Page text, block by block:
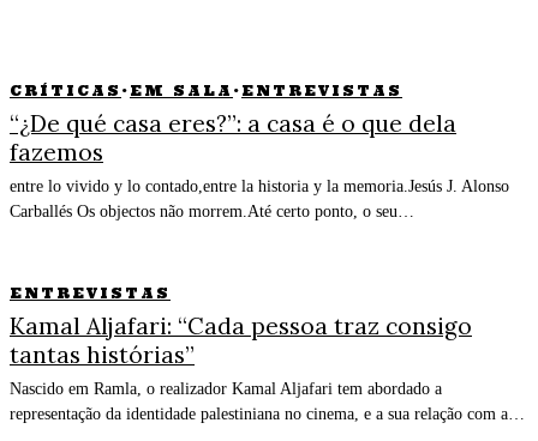
CRÍTICAS · EM SALA · ENTREVISTAS
“¿De qué casa eres?”: a casa é o que dela
fazemos
entre lo vivido y lo contado,entre la historia y la memoria.Jesús J. Alonso
Carballés Os objectos não morrem.Até certo ponto, o seu…
ENTREVISTAS
Kamal Aljafari: “Cada pessoa traz consigo
tantas histórias”
Nascido em Ramla, o realizador Kamal Aljafari tem abordado a
representação da identidade palestiniana no cinema, e a sua relação com a…